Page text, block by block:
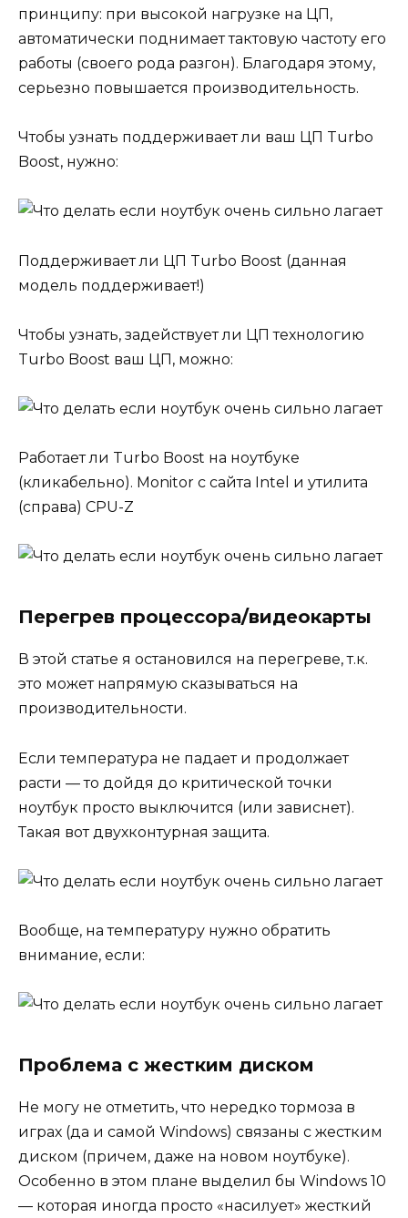
принципу: при высокой нагрузке на ЦП,
автоматически поднимает тактовую частоту его
работы (своего рода разгон). Благодаря этому,
серьезно повышается производительность.
Чтобы узнать поддерживает ли ваш ЦП Turbo
Boost, нужно:
Поддерживает ли ЦП Turbo Boost (данная
модель поддерживает!)
Чтобы узнать, задействует ли ЦП технологию
Turbo Boost ваш ЦП, можно:
Работает ли Turbo Boost на ноутбуке
(кликабельно). Monitor с сайта Intel и утилита
(справа) CPU-Z
Перегрев процессора/видеокарты
В этой статье я остановился на перегреве, т.к.
это может напрямую сказываться на
производительности.
Если температура не падает и продолжает
расти — то дойдя до критической точки
ноутбук просто выключится (или зависнет).
Такая вот двухконтурная защита.
Вообще, на температуру нужно обратить
внимание, если:
Проблема с жестким диском
Не могу не отметить, что нередко тормоза в
играх (да и самой Windows) связаны с жестким
диском (причем, даже на новом ноутбуке).
Особенно в этом плане выделил бы Windows 10
— которая иногда просто «насилует» жесткий